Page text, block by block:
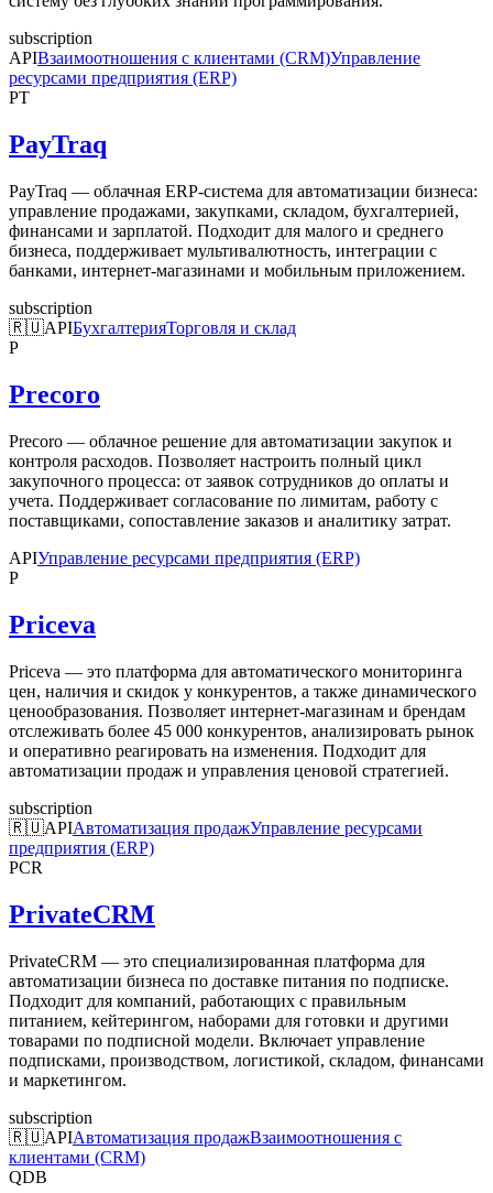
subscription
APIВзаимоотношения с клиентами (CRM)Управление
ресурсами предприятия (ERP)
PT
PayTraq
PayTraq — облачная ERP-система для автоматизации бизнеса:
управление продажами, закупками, складом, бухгалтерией,
финансами и зарплатой. Подходит для малого и среднего
бизнеса, поддерживает мультивалютность, интеграции с
банками, интернет-магазинами и мобильным приложением.
subscription
🇷🇺APIБухгалтерияТорговля и склад
P
Precoro
Precoro — облачное решение для автоматизации закупок и
контроля расходов. Позволяет настроить полный цикл
закупочного процесса: от заявок сотрудников до оплаты и
учета. Поддерживает согласование по лимитам, работу с
поставщиками, сопоставление заказов и аналитику затрат.
APIУправление ресурсами предприятия (ERP)
P
Priceva
Priceva — это платформа для автоматического мониторинга
цен, наличия и скидок у конкурентов, а также динамического
ценообразования. Позволяет интернет-магазинам и брендам
отслеживать более 45 000 конкурентов, анализировать рынок
и оперативно реагировать на изменения. Подходит для
автоматизации продаж и управления ценовой стратегией.
subscription
🇷🇺APIАвтоматизация продажУправление ресурсами
предприятия (ERP)
PCR
PrivateCRM
PrivateCRM — это специализированная платформа для
автоматизации бизнеса по доставке питания по подписке.
Подходит для компаний, работающих с правильным
питанием, кейтерингом, наборами для готовки и другими
товарами по подписной модели. Включает управление
подписками, производством, логистикой, складом, финансами
и маркетингом.
subscription
🇷🇺APIАвтоматизация продажВзаимоотношения с
клиентами (CRM)
QDB